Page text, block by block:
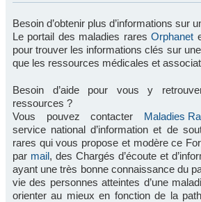
Besoin d’obtenir plus d’informations sur
Le portail des maladies raresOrphanet
pour trouver les informations clés sur
que les ressources médicales et
Besoin d’aide pour vous y
ressources ?
Vous pouvez contacter Maladies
service national d’information et de
rares qui vous propose et modère ce
par mail, des Chargés d’écoute et
ayant une très bonne connaissance du
vie des personnes atteintes d’une
orienter au mieux en fonction de la